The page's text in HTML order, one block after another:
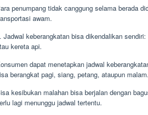
penumpang tidak canggung selama berada
awam.
Jadwal keberangkatan bisa dikendalikan
kereta api.
dapat menetapkan jadwal
berangkat pagi, siang, petang, ataupun malam.
kesibukan malahan bisa berjalan dengan
lagi menunggu jadwal tertentu.